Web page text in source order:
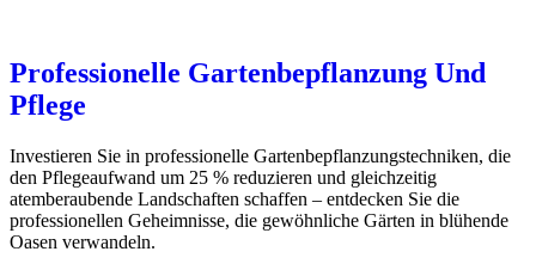
Professionelle Gartenbepflanzung Und
Pflege
Investieren Sie in professionelle Gartenbepflanzungstechniken, die
den Pflegeaufwand um 25 % reduzieren und gleichzeitig
atemberaubende Landschaften schaffen – entdecken Sie die
professionellen Geheimnisse, die gewöhnliche Gärten in blühende
Oasen verwandeln.